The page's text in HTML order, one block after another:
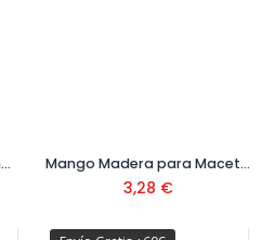
Mango Madera para Hacha Ref. M8130-1000 Mango Madera para Maceta Ref. M5305
3,28 €